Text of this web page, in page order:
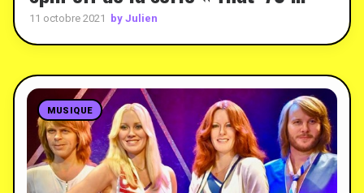
11 octobre 2021 by Julien
MUSIQUE